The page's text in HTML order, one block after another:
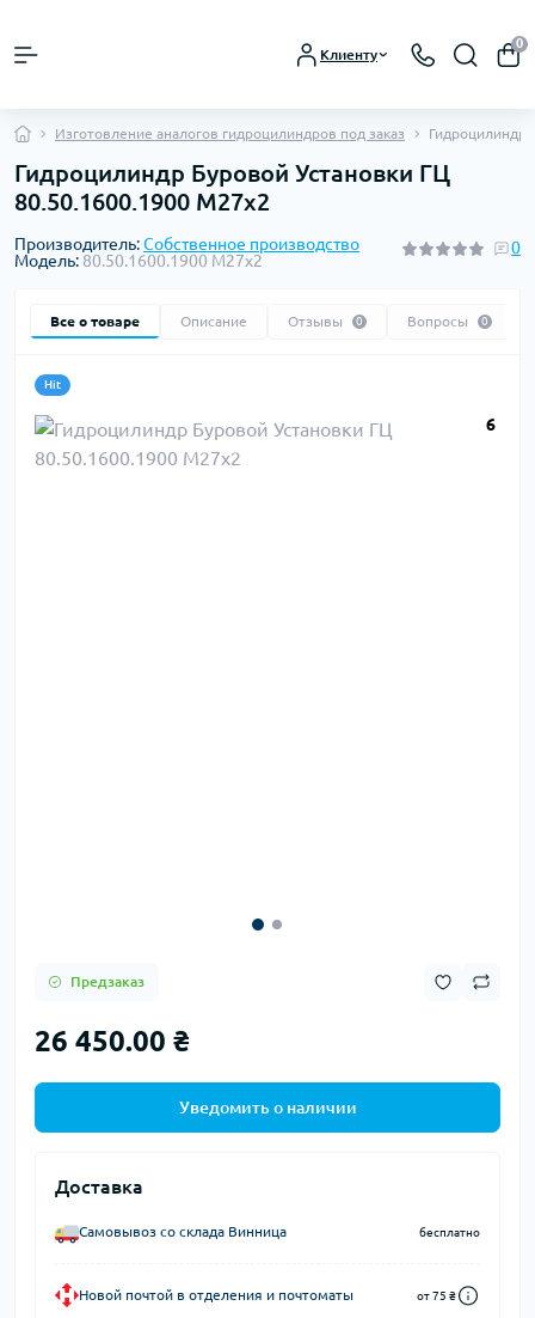
Клиенту
0
Изготовление аналогов гидроцилиндров под заказ Гидроцилиндр
Гидроцилиндр Буровой Установки ГЦ
80.50.1600.1900 М27х2
Производитель:Собственное производство
Модель: 80.50.1600.1900 М27х2
0
Все о товаре Описание Отзывы 0 Вопросы 0
Hit
6
Предзаказ
26 450.00 ₴
Уведомить о наличии
Доставка
Самовывоз со склада Винница бесплатно
Новой почтой в отделения и почтоматы от 75 ₴